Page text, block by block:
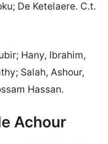
De Ketelaere. C.t.
Hany, Ibrahim,
Salah, Ashour,
Hassan.
Achour